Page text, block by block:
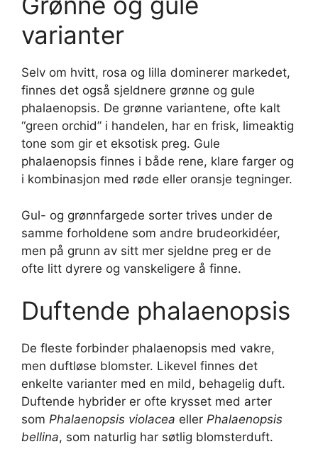
varianter
Selv om hvitt, rosa og lilla dominerer markedet,
finnes det også sjeldnere grønne og gule
phalaenopsis. De grønne variantene, ofte kalt
“green orchid” i handelen, har en frisk, limeaktig
tone som gir et eksotisk preg. Gule
phalaenopsis finnes i både rene, klare farger og
i kombinasjon med røde eller oransje tegninger.
Gul- og grønnfargede sorter trives under de
samme forholdene som andre brudeorkidéer,
men på grunn av sitt mer sjeldne preg er de
ofte litt dyrere og vanskeligere å finne.
Duftende phalaenopsis
De fleste forbinder phalaenopsis med vakre,
men duftløse blomster. Likevel finnes det
enkelte varianter med en mild, behagelig duft.
Duftende hybrider er ofte krysset med arter
som Phalaenopsis violacea eller Phalaenopsis
bellina, som naturlig har søtlig blomsterduft.